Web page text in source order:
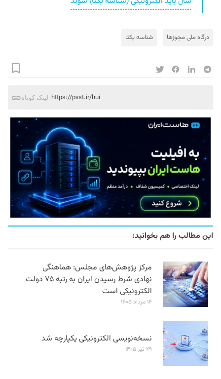
درگاه ملی مجوزها شناسه یکتا
لینک کوتاه https://pvst.ir/hui
این مطالب را هم بخوانید:
مرکز پژوهش‌های مجلس: هماهنگی
نهادی شرط رسیدن ایران به رتبه ۷۵ دولت
الکترونیکی است
۱۴ مرداد ۱۴۰۵
نسخه‌نویسی الکترونیکی یکپارچه شد
۲۹ تیر ۱۴۰۵